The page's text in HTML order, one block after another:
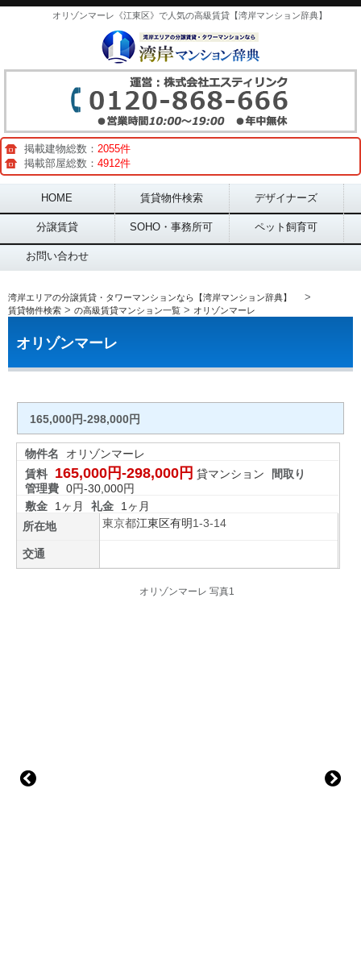
オリゾンマーレ《江東区》で人気の高級賃貸【湾岸マンション辞典】
掲載建物総数： 2055件
掲載部屋総数： 4912件
Main menu
HOME 賃貸物件検索 デザイナーズ
分譲賃貸 SOHO・事務所可 ペット飼育可
お問い合わせ
湾岸エリアの分譲賃貸・タワーマンションなら【湾岸マンション辞典】 >
賃貸物件検索 > の高級賃貸マンション一覧 > オリゾンマーレ
オリゾンマーレ
165,000円-298,000円
物件名
オリゾンマーレ
賃料
165,000円-298,000円 貸マンション
間取り
管理費 0円-30,000円
敷金
1ヶ月 礼金
1ヶ月
所在地
東京都江東区有明1-3-14
交通